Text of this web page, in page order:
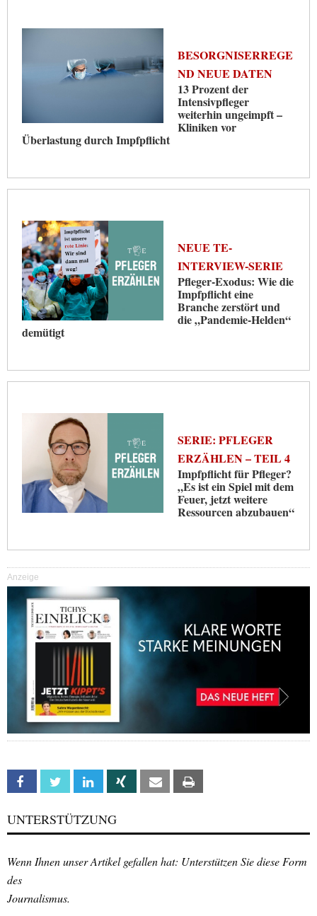
BESORGNISERREGE
ND NEUE DATEN
13 Prozent der
Intensivpfleger
weiterhin ungeimpft –
Kliniken vor
Überlastung durch Impfpflicht
NEUE TE-
INTERVIEW-SERIE
Pfleger-Exodus: Wie die
Impfpflicht eine
Branche zerstört und
die „Pandemie-Helden“
demütigt
SERIE: PFLEGER
ERZÄHLEN – TEIL 4
Impfpflicht für Pfleger?
„Es ist ein Spiel mit dem
Feuer, jetzt weitere
Ressourcen abzubauen“
Anzeige
Facebook Twitter Linkedin Xing Email
UNTERSTÜTZUNG
Wenn Ihnen unser Artikel gefallen hat: Unterstützen Sie diese Form
des
Journalismus.